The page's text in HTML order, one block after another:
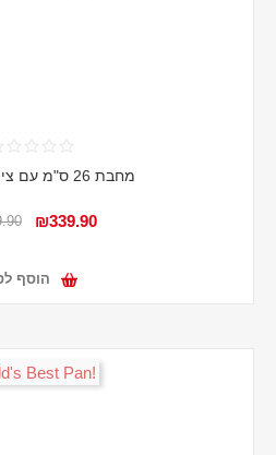
מחבת 26 ס"מ עם ציפוי טיטניום
₪339.90
הוסף
!World's Best Pan